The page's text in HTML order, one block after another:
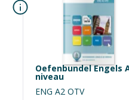
Oefenbundel Engels
niveau
ENG A2 OTV